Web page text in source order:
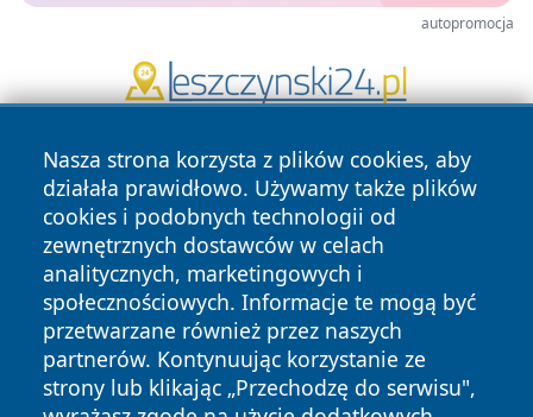
autopromocja
Nasza strona korzysta z plików cookies, aby
działała prawidłowo. Używamy także plików
cookies i podobnych technologii od
zewnętrznych dostawców w celach
analitycznych, marketingowych i
społecznościowych. Informacje te mogą być
przetwarzane również przez naszych
partnerów. Kontynuując korzystanie ze
strony lub klikając „Przechodzę do serwisu",
Copyright © 2026 informacjelodzkie.pl Wszystkie prawa
zastrzeżone.
Polityka Polityka